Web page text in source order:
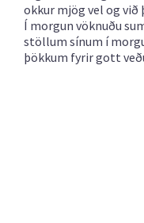
okkur mjög vel og við
Í morgun vöknuðu
stöllum sínum í
þökkum fyrir gott